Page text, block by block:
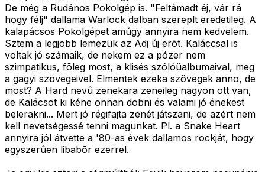
De még a Rudános Pokolgép is. "Feltámadt éj, vár rá
hogy félj" dallama Warlock dalban szereplt eredetileg. A
kalapácsos Pokolgépet amúgy annyira nem kedvelem.
Sztem a legjobb lemezük az Adj új erõt. Kaláccsal is
voltak jó számaik, de nekem ez a pózer nem
szimpatikus, fõleg most, a klisés szólóüalbumaival, meg
a gagyi szövegeivel. Elmentek ezeka szövegek anno, de
most? A Hard nevû zenekara zeneileg nagyon ott van,
de Kalácsot ki kéne onnan dobni és valami jó énekest
belerakni... Mert jó régifajta zenét játszani, de azért nem
kell nevetségessé tenni magunkat. Pl. a Snake Heart
annyira jól átvette a '80-as évek dallamos rockját, hogy
egyszerûen libabõr ezerrel.